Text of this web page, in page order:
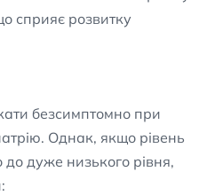
сприяє розвитку
безсимптомно при
Однак, якщо рівень
дуже низького рівня,